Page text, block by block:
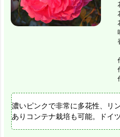
濃いピンクで非常に多花性、リ
ありコンテナ栽培も可能。ドイ